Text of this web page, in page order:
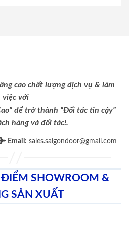
cao chất lượng dịch vụ & làm
việc với
để trở thành “Đối tác tin cậy”
hàng và đối tác!.
Email : sales.saigondoor@gmail.com
SHOWROOM &
SẢN XUẤT